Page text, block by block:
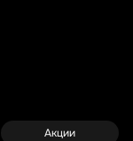
Акции